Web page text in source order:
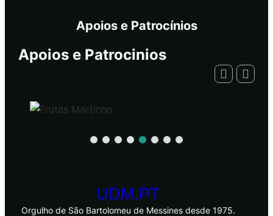
Apoios e Patrocínios
Apoios e Patrocinios
UDM.PT
Orgulho de São Bartolomeu de Messines desde 1975.